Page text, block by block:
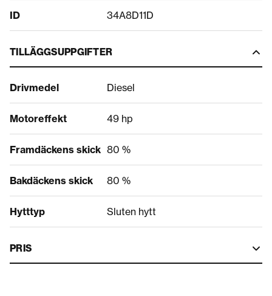
ID 34A8D11D
TILLÄGGSUPPGIFTER
Drivmedel Diesel
Motoreffekt 49 hp
Framdäckens skick 80 %
Bakdäckens skick 80 %
Hytttyp Sluten hytt
PRIS